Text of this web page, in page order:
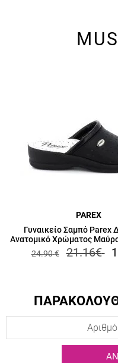
PAREX
Γυναικείο Σαμπό Parex
Ανατομικό Χρώματος
24.90€ 21.16€